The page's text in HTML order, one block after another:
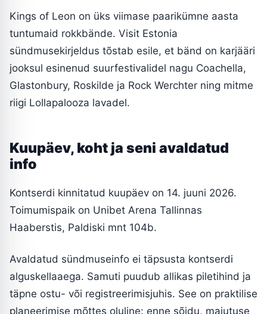
Kings of Leon on üks viimase paarikümne aasta
tuntumaid rokkbände. Visit Estonia
sündmusekirjeldus tõstab esile, et bänd on karjääri
jooksul esinenud suurfestivalidel nagu Coachella,
Glastonbury, Roskilde ja Rock Werchter ning mitme
riigi Lollapalooza lavadel.
Kuupäev, koht ja seni avaldatud
info
Kontserdi kinnitatud kuupäev on 14. juuni 2026.
Toimumispaik on Unibet Arena Tallinnas
Haaberstis, Paldiski mnt 104b.
Avaldatud sündmuseinfo ei täpsusta kontserdi
alguskellaaega. Samuti puudub allikas piletihind ja
täpne ostu- või registreerimisjuhis. See on praktilise
planeerimise mõttes oluline: enne sõidu, majutuse